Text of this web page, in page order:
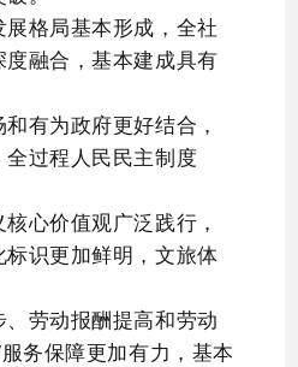
格局基本形成，全社
融合，基本建成具有
有为政府更好结合，
过程人民民主制度
心价值观广泛践行，
识更加鲜明，文旅体
劳动报酬提高和劳动
务保障更加有力，基本